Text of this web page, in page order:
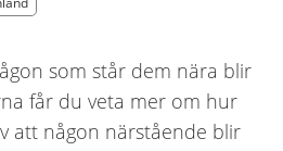
som står dem nära blir
får du veta mer om hur
att någon närstående blir